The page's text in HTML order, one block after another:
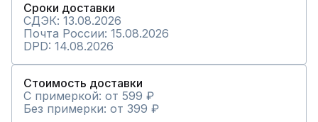
Сроки доставки
СДЭК: 13.08.2026
Почта России: 15.08.2026
DPD: 14.08.2026
Стоимость доставки
С примеркой: от 599 ₽
Без примерки: от 399 ₽